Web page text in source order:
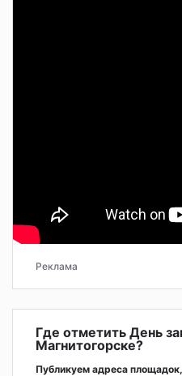
Реклама
Где отметить День
Магнитогорске?
Публикуем адреса